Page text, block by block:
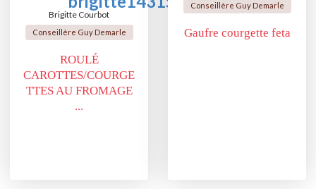
Brigitte Courbot
Conseillère Guy Demarle
ROULÉ
CAROTTES/COURGE
TTES AU FROMAGE
...
Conseillère Guy Demarle
Gaufre courgette feta